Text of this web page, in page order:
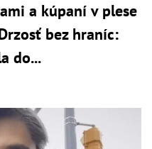
a kúpaní v plese
bez hraníc:
do...